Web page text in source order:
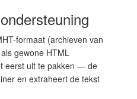
formaat (archieven van
gewone HTML
eerst uit te pakken — de
en extraheert de tekst